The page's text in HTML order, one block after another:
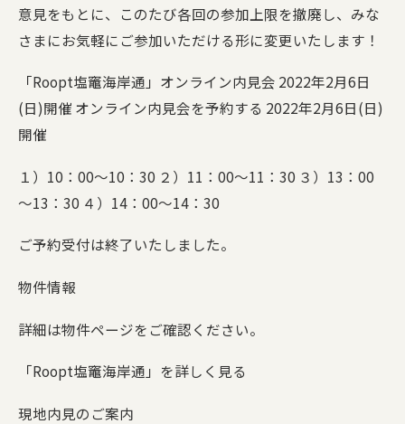
意見をもとに、このたび各回の参加上限を撤廃し、みな
さまにお気軽にご参加いただける形に変更いたします！
「Roopt塩竈海岸通」オンライン内見会 2022年2月6日
(日)開催 オンライン内見会を予約する 2022年2月6日(日)
開催
１）10：00～10：30 ２）11：00～11：30 ３）13：00
～13：30 ４）14：00～14：30
ご予約受付は終了いたしました。
物件情報
詳細は物件ページをご確認ください。
「Roopt塩竈海岸通」を詳しく見る
現地内見のご案内